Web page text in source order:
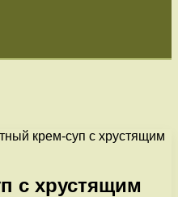
крем-суп с хрустящим
с хрустящим